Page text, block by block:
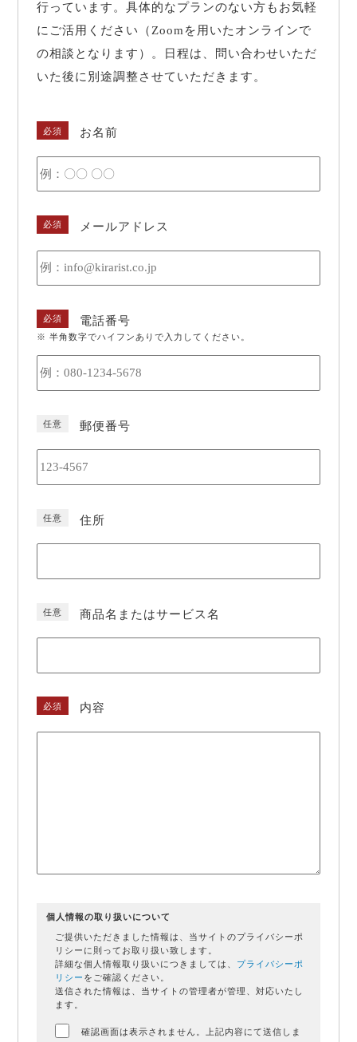
行っています。具体的なプランのない方もお気軽
にご活用ください（Zoomを用いたオンラインで
の相談となります）。日程は、問い合わせいただ
いた後に別途調整させていただきます。
必須 お名前
必須 メールアドレス
必須 電話番号
※ 半角数字でハイフンありで入力してください。
任意 郵便番号
任意 住所
任意 商品名またはサービス名
必須 内容
個人情報の取り扱いについて
ご提供いただきました情報は、当サイトのプライバシーポ
リシーに則ってお取り扱い致します。
詳細な個人情報取り扱いにつきましては、 プライバシーポ
リシー をご確認ください。
送信された情報は、当サイトの管理者が管理、対応いたし
ます。
確認画面は表示されません。上記内容にて送信しま